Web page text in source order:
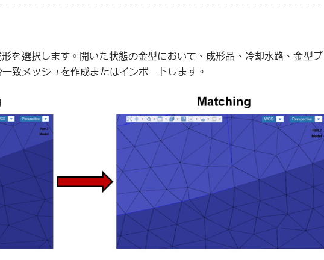
を選択します。開いた状態の金型において、成形品、冷却水路、金型プ
致メッシュを作成またはインポートします。